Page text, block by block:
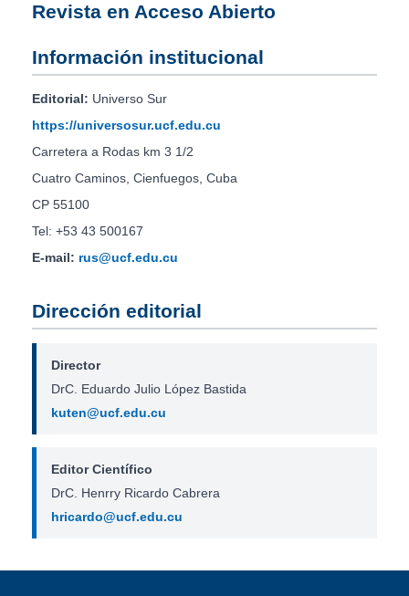
Revista en Acceso Abierto
Información institucional
Editorial: Universo Sur
https://universosur.ucf.edu.cu
Carretera a Rodas km 3 1/2
Cuatro Caminos, Cienfuegos, Cuba
CP 55100
Tel: +53 43 500167
E-mail: rus@ucf.edu.cu
Dirección editorial
Director
DrC. Eduardo Julio López Bastida
kuten@ucf.edu.cu
Editor Científico
DrC. Henrry Ricardo Cabrera
hricardo@ucf.edu.cu